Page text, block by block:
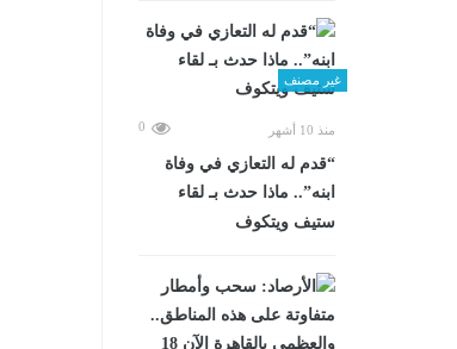
غير مصنف
منذ 10 أشهر 0
“قدم له التعازي في وفاة
ابنه”.. ماذا حدث بـ لقاء
ستيف ويتكوف